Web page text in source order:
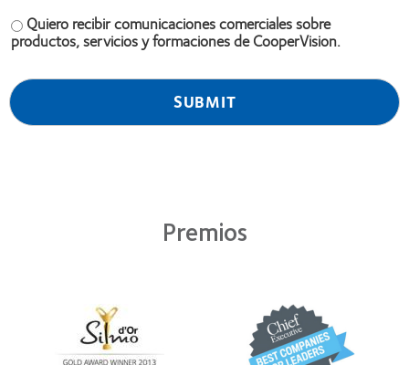
Quiero recibir comunicaciones comerciales sobre
productos, servicios y formaciones de CooperVision.
Premios
about
Premio
Learn
more
about
2012